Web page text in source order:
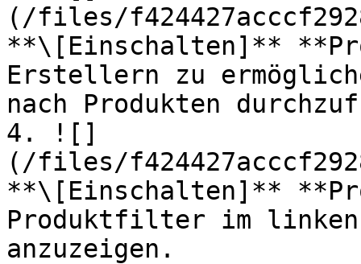
(/files/
**\[Einschalten]**
Erstellern zu
nach Produkten
4. ![]
(/files/
**\[Einschalten]**
Produktfilter im linken
anzuzeigen.